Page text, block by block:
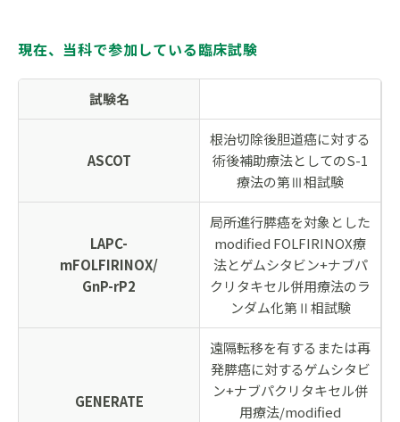
現在、当科で参加している臨床試験
試験名
ASCOT
根治切除後胆道癌に対する
術後補助療法としてのS-1
療法の第Ⅲ相試験
LAPC-
mFOLFIRINOX/
GnP-rP2
局所進行膵癌を対象とした
modified FOLFIRINOX療
法とゲムシタビン+ナブパ
クリタキセル併用療法のラ
ンダム化第Ⅱ相試験
GENERATE
遠隔転移を有するまたは再
発膵癌に対するゲムシタビ
ン+ナブパクリタキセル併
用療法/modified